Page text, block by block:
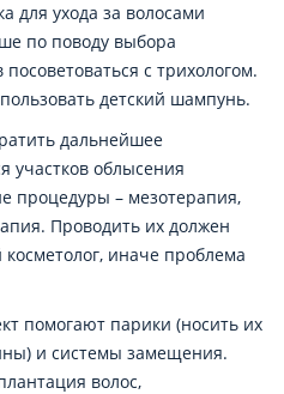
для ухода за волосами
по поводу выбора
с трихологом.
детский шампунь.
дальнейшее
участков облысения
процедуры – мезотерапия,
Проводить их должен
иначе проблема
помогают парики (носить их
и системы замещения.
волос,